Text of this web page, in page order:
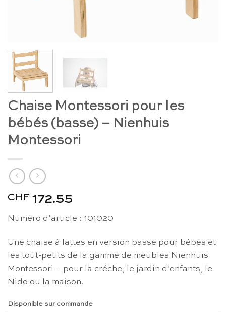
Chaise Montessori pour les
bébés (basse) – Nienhuis
Montessori
CHF 172.55
Numéro d’article : 101020
Une chaise à lattes en version basse pour bébés et
les tout-petits de la gamme de meubles Nienhuis
Montessori – pour la créche, le jardin d’enfants, le
Nido ou la maison.
Disponible sur commande